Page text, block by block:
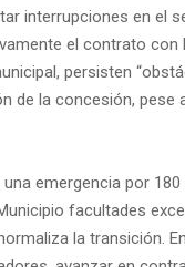
interrupciones en el
el contrato con
persisten
de la concesión, pese
emergencia por
facultades
la transición.